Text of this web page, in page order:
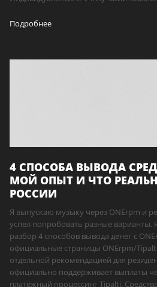
Подробнее
4 СПОСОБА ВЫВОДА
МОЙ ОПЫТ И ЧТО
РОССИИ
Я выпускаю музыку через ONErpm и
успел попробовать разные
разбор 4 способов вывода денег с
официальные страницы ONErpm/
отдельной рекомендацией для
официально поддерживает выплаты
платёжный процессинг Tipalti.